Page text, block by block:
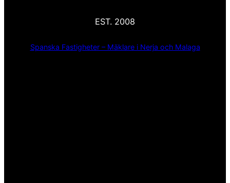
EST. 2008
Spanska Fastigheter – Mäklare i Nerja och Malaga